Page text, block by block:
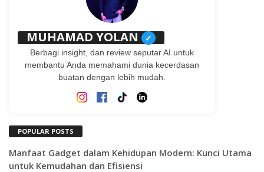
MUHAMAD YOLAN ✓
Berbagi insight, dan review seputar AI untuk
membantu Anda memahami dunia kecerdasan
buatan dengan lebih mudah.
POPULAR POSTS
Manfaat Gadget dalam Kehidupan Modern: Kunci Utama
untuk Kemudahan dan Efisiensi